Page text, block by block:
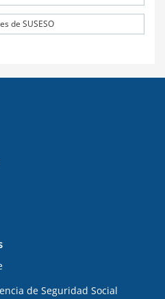
de SUSESO
de Seguridad Social